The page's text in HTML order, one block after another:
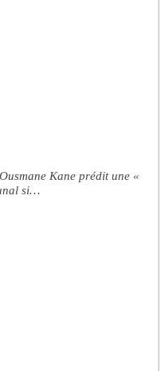
Kane prédit une «
si…